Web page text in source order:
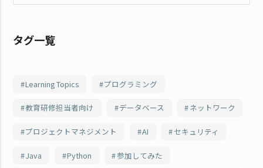
タグ一覧
Learning Topics プログラミング
教育研修担当者向け データベース ネットワーク
プロジェクトマネジメント AI セキュリティ
Java Python 参加してみた